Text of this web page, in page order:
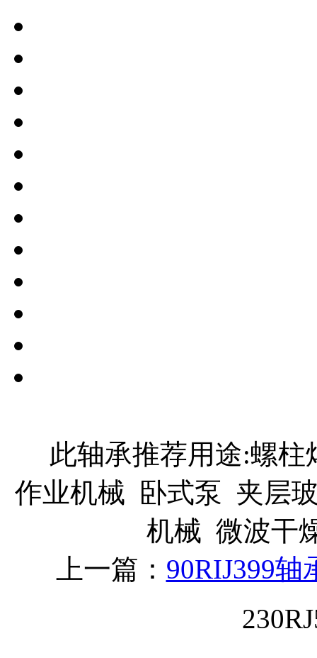
此轴承推荐用途:螺柱
作业机械 卧式泵 夹层
机械 微波干
上一篇： 90RIJ399轴